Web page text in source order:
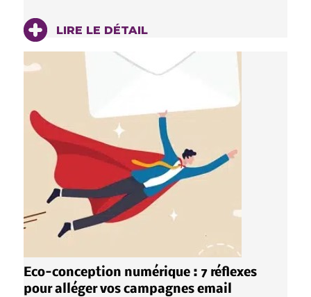
LIRE LE DÉTAIL
Eco-conception numérique : 7 réflexes
pour alléger vos campagnes email